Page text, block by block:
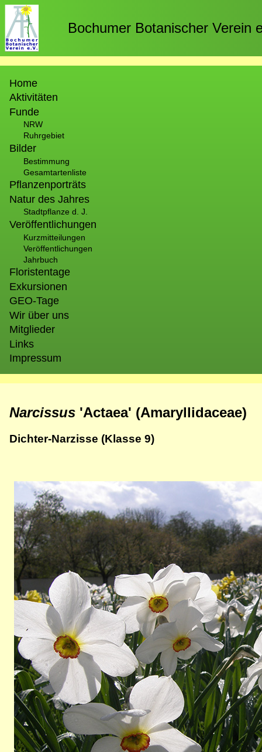
Direkt
zum
Inhalt
Bochumer Botanischer Verein
Home
Aktivitäten
Funde
NRW
Ruhrgebiet
Bilder
Bestimmung
Gesamtartenliste
Pflanzenporträts
Natur des Jahres
Stadtpflanze d. J.
Veröffentlichungen
Kurzmitteilungen
Veröffentlichungen
Jahrbuch
Floristentage
Exkursionen
GEO-Tage
Wir über uns
Mitglieder
Links
Impressum
Narcissus 'Actaea' (Amaryllidaceae)
Dichter-Narzisse (Klasse 9)
Bild